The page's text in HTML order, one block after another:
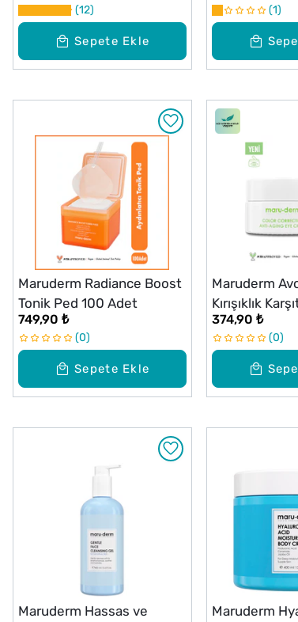
Sepete Ekle
12 1
Sepete Ekle
Maruderm Radiance Boost
Tonik Ped 100 Adet
749,90 ₺
0
Maruderm
Kırışıklık
Nemlendirici
Göz Çevresi
374,90 ₺
0
Maruderm Hassas ve
Maruderm